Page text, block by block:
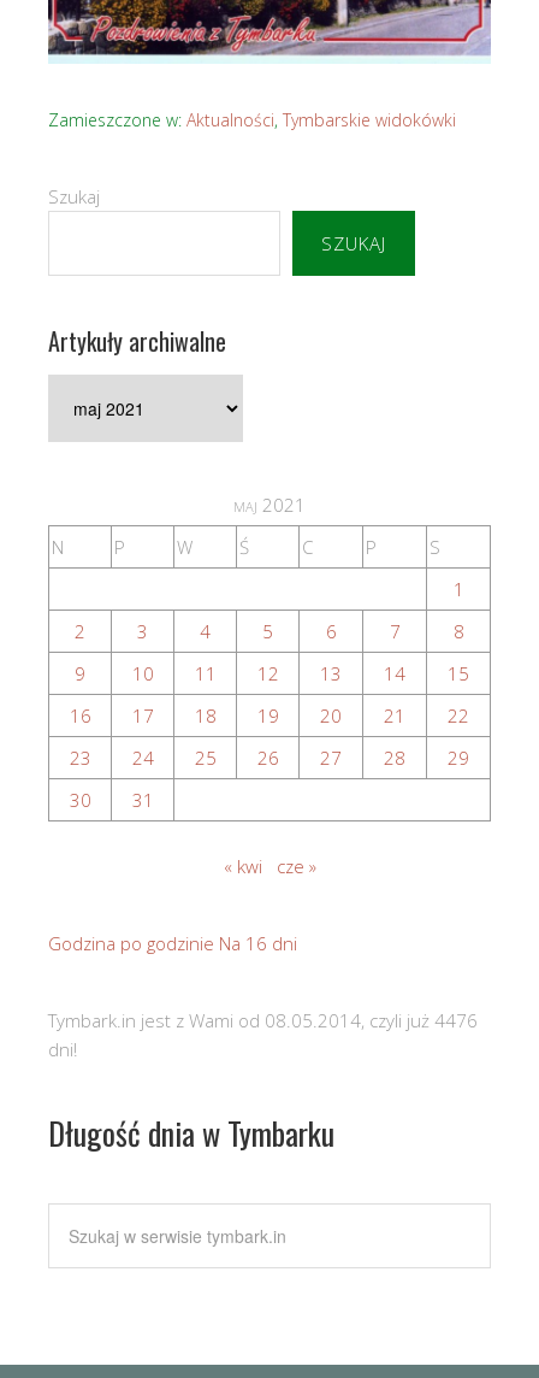
Zamieszczone w: Aktualności, Tymbarskie widokówki
Szukaj
SZUKAJ
Artykuły archiwalne
archiwalne
maj 2021
N
P W Ś C P
S
1
2
3 4 5 6 7
8
9
10 11 12 13 14
15
16
17 18 19 20 21
22
23
24 25 26 27 28
29
30
31
« kwi cze »
Godzina po godzinie Na 16 dni
Tymbark.in jest z Wami od 08.05.2014, czyli już 4476
dni!
Długość dnia w Tymbarku